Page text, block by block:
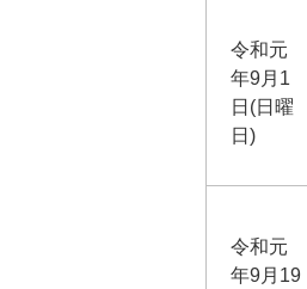
令和元
年9月1
日(日曜
日)
令和元
年9月19